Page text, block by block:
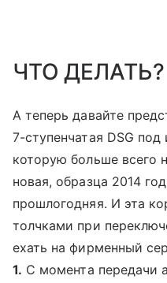
ЧТО ДЕЛАТЬ?
А теперь давайте
7-ступенчатая DSG
которую больше всего
новая, образца 2014
прошлогодняя. И эта
толчками при
ехать на фирменный
1. С момента передачи